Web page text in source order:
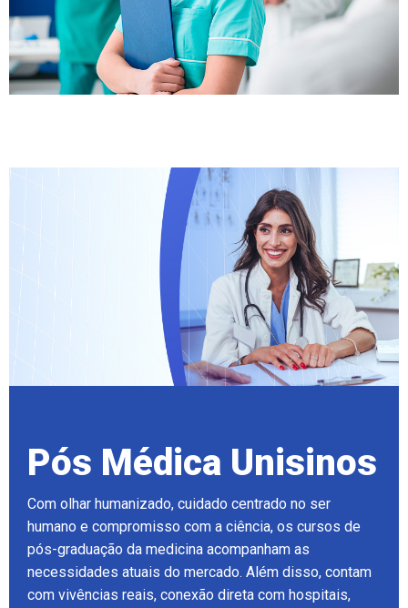
Pós Médica Unisinos
Com olhar humanizado, cuidado centrado no ser
humano e compromisso com a ciência, os cursos de
pós-graduação da medicina acompanham as
necessidades atuais do mercado. Além disso, contam
com vivências reais, conexão direta com hospitais,